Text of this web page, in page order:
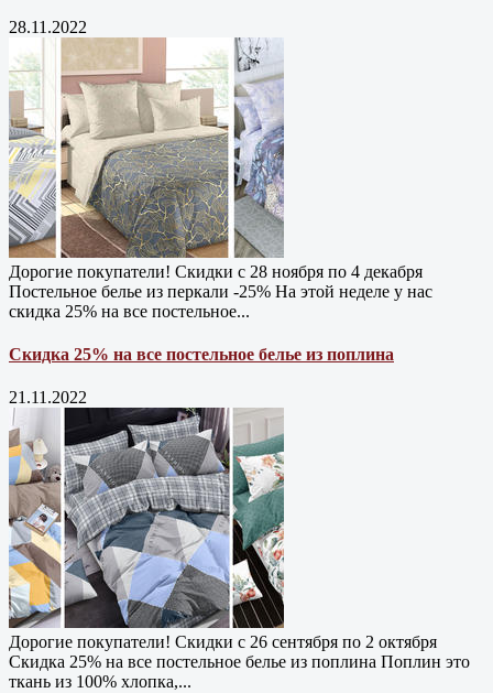
28.11.2022
Дорогие покупатели! Скидки с 28 ноября по 4 декабря
Постельное белье из перкали -25% На этой неделе у нас
скидка 25% на все постельное...
Скидка 25% на все постельное белье из поплина
21.11.2022
Дорогие покупатели! Скидки с 26 сентября по 2 октября
Скидка 25% на все постельное белье из поплина Поплин это
ткань из 100% хлопка,...